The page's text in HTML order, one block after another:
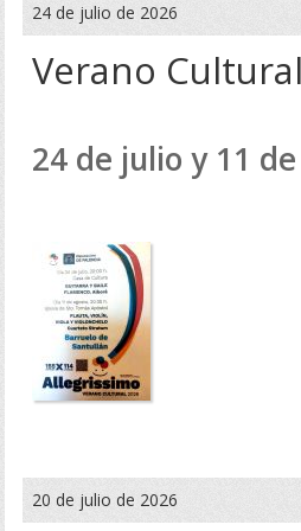
24 de julio de 2026
Verano
24 de julio y 11
20 de julio de 2026